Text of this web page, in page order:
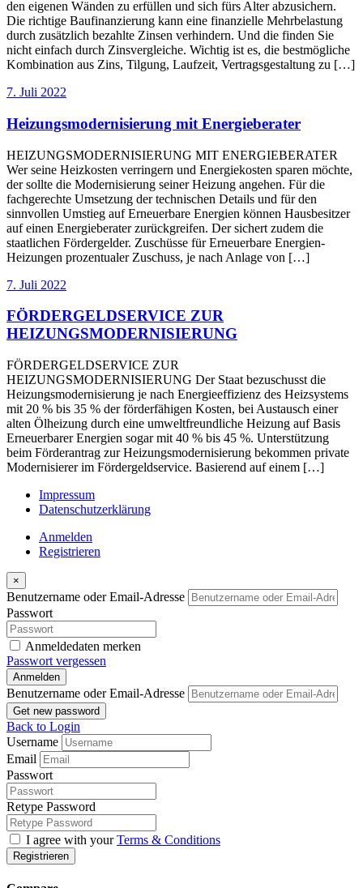
den eigenen Wänden zu erfüllen und sich fürs Alter abzusichern.
Die richtige Baufinanzierung kann eine finanzielle Mehrbelastung
durch zusätzlich bezahlte Zinsen verhindern. Und die finden Sie
nicht einfach durch Zinsvergleiche. Wichtig ist es, die bestmögliche
Kombination aus Zins, Tilgung, Laufzeit, Vertragsgestaltung zu […]
7. Juli 2022
Heizungsmodernisierung mit Energieberater
HEIZUNGSMODERNISIERUNG MIT ENERGIEBERATER
Wer seine Heizkosten verringern und Energiekosten sparen möchte,
der sollte die Modernisierung seiner Heizung angehen. Für die
fachgerechte Umsetzung der technischen Details und für den
sinnvollen Umstieg auf Erneuerbare Energien können Hausbesitzer
auf einen Energieberater zurückgreifen. Der sichert zudem die
staatlichen Fördergelder. Zuschüsse für Erneuerbare Energien-
Heizungen prozentualer Zuschuss, je nach Anlage von […]
7. Juli 2022
FÖRDERGELDSERVICE ZUR
HEIZUNGSMODERNISIERUNG
FÖRDERGELDSERVICE ZUR
HEIZUNGSMODERNISIERUNG Der Staat bezuschusst die
Heizungsmodernisierung je nach Energieeffizienz des Heizsystems
mit 20 % bis 35 % der förderfähigen Kosten, bei Austausch einer
alten Ölheizung durch eine umweltfreundliche Heizung auf Basis
Erneuerbarer Energien sogar mit 40 % bis 45 %. Unterstützung
beim Förderantrag zur Heizungsmodernisierung bekommen private
Modernisierer im Fördergeldservice. Basierend auf einem […]
Impressum
Datenschutzerklärung
Anmelden
Registrieren
×
Benutzername oder Email-Adresse
Passwort
Anmeldedaten merken
Passwort vergessen
Anmelden
Benutzername oder Email-Adresse
Get new password
Back to Login
Username
Email
Passwort
Retype Password
I agree with yourTerms & Conditions
Registrieren